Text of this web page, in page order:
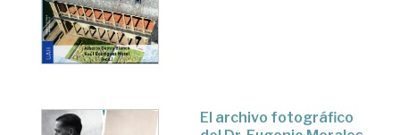
El archivo fotográfico